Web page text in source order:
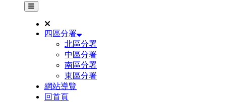
其他網站選單
四區分署
北區分署
中區分署
南區分署
東區分署
網站導覽
回首頁